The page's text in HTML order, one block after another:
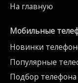
На главную
Мобильные
Новинки
Популярные
Подбор телефона